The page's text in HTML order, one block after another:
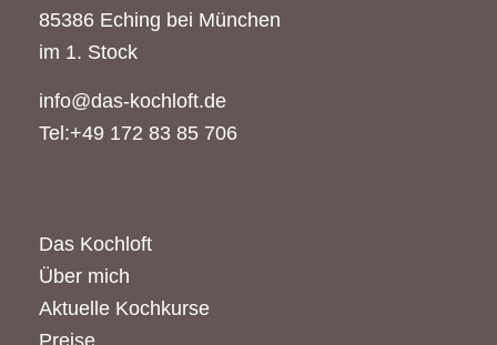
85386 Eching bei München
im 1. Stock
info@das-kochloft.de
Tel:+49 172 83 85 706
Das Kochloft
Über mich
Aktuelle Kochkurse
Preise